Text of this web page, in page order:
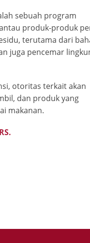
sebuah program
produk-produk
terutama dari
juga pencemar
otoritas terkait akan
dan produk yang
makanan.